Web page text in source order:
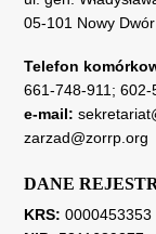
05-101 Nowy
Telefon
661-748-911 ; 602-
e-mail:
zarzad@zorrp.org
DANE
KRS: 0000453353